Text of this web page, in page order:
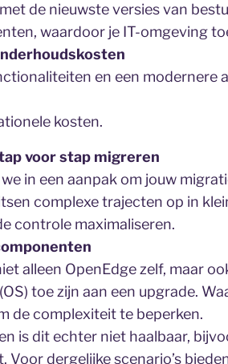
de nieuwste versies van
waardoor je IT-omgeving
en een
kosten.
voor stap migreren
in een aanpak om jouw
complexe trajecten op in
controle maximaliseren.
alleen OpenEdge zelf, maar
toe zijn aan een upgrade.
de complexiteit te beperken.
is dit echter niet haalbaar,
Voor dergelijke scenario’s